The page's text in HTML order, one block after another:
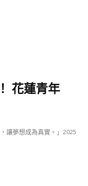
花蓮青年
讓夢想成為真實。」2025